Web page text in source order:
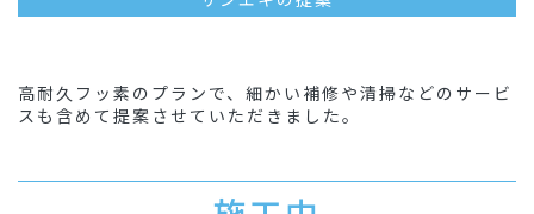
高耐久フッ素のプランで、細かい補修や清掃などのサービ
スも含めて提案させていただきました。